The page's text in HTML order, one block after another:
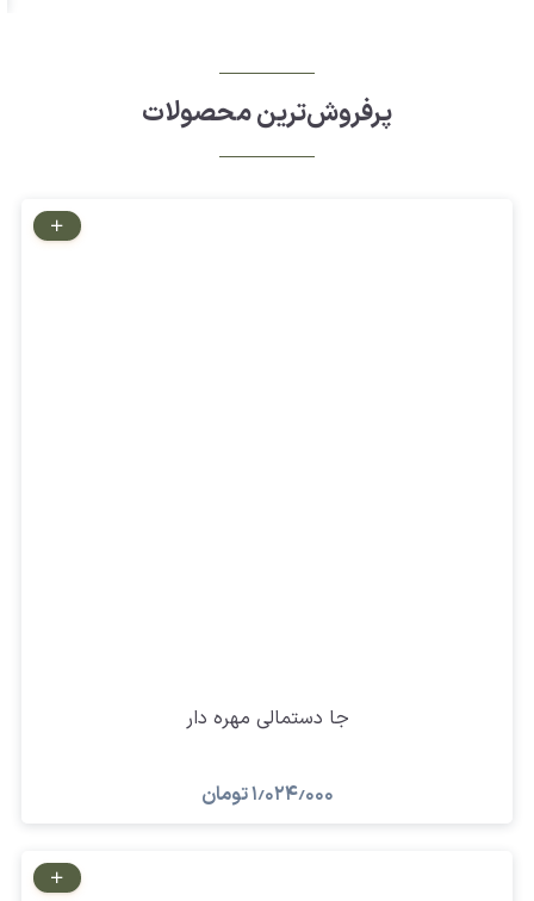
پرفروش‌ترین محصولات
جا دستمالی مهره دار
۱٫۰۲۴٫۰۰۰تومان